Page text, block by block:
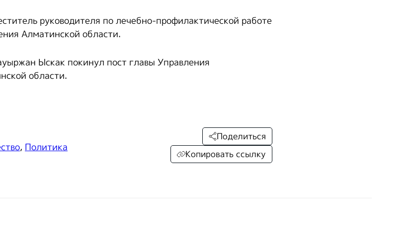
руководителя по лечебно-профилактической работе
Алматинской области.
Ыскак покинул пост главы Управления
области.
, Политика
Поделиться
Копировать ссылку